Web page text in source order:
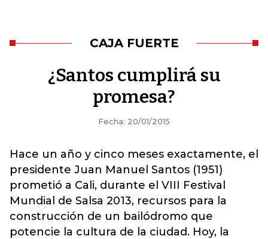
CAJA FUERTE
¿Santos cumplirá su
promesa?
Fecha: 20/01/2015
Hace un año y cinco meses exactamente, el
presidente Juan Manuel Santos (1951)
prometió a Cali, durante el VIII Festival
Mundial de Salsa 2013, recursos para la
construcción de un bailódromo que
potencie la cultura de la ciudad. Hoy, la